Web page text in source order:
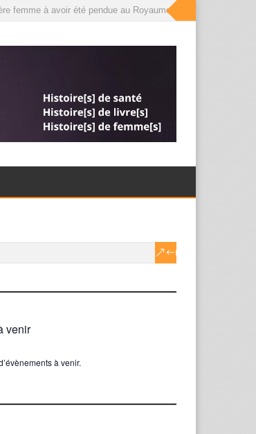
femme à avoir été pendue au Royaume-Uni, que le roi a
venir
à venir.